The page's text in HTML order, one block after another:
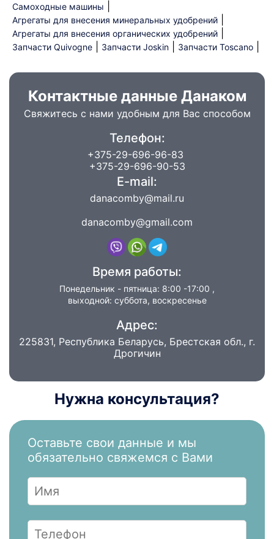
Самоходные машины
Агрегаты для внесения минеральных удобрений
Агрегаты для внесения органических удобрений
Запчасти Quivogne Запчасти Joskin Запчасти Toscano
Контактные данные Данаком
Свяжитесь с нами удобным для Вас способом
Телефон:
+375-29-696-96-83
+375-29-696-90-53
E-mail:
danacomby@mail.ru
danacomby@gmail.com
Время работы:
Понедельник - пятница: 8:00 -17:00 ,
выходной: суббота, воскресенье
Адрес:
225831, Республика Беларусь, Брестская обл., г.
Дрогичин
Нужна консультация?
Оставьте свои данные и мы
обязательно свяжемся с Вами